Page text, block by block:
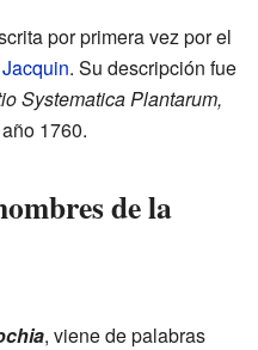
por primera vez por el
. Su descripción fue
Systematica Plantarum,
1760.
de la
, viene de palabras